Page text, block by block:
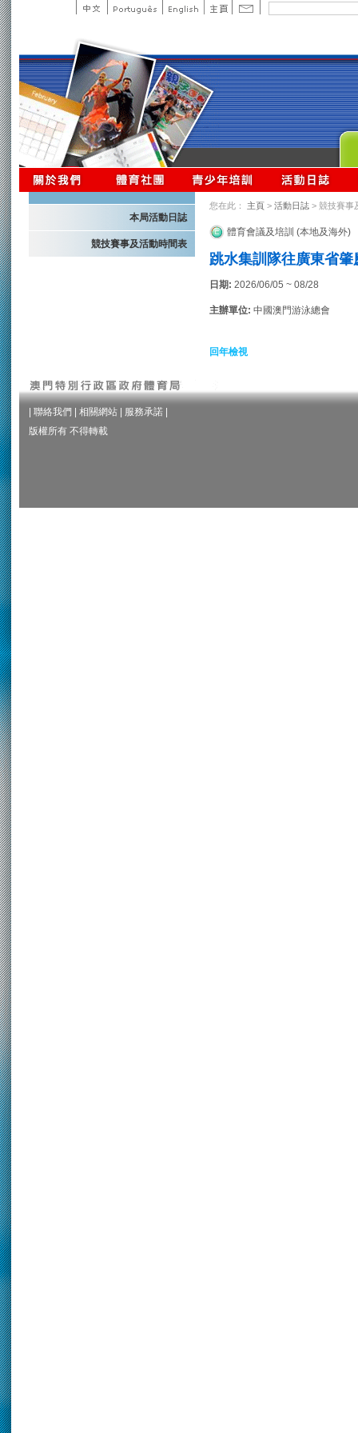
本局活動日誌
競技賽事及活動時間表
您在此： 主頁 > 活動日誌 > 競技賽事
體育會議及培訓 (本地及海外)
跳水集訓隊往廣東省
日期: 2026/06/05 ~ 08/28
主辦單位: 中國澳門游泳總會
回年檢視
聯絡我們 相關網站 服務承諾
版權所有 不得轉載